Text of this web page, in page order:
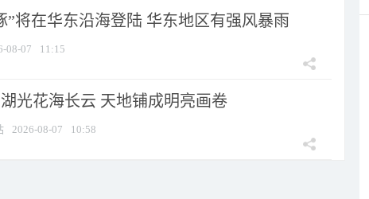
”将在华东沿海登陆 华东地区有强风暴雨
08-07 11:15
光花海长云 天地铺成明亮画卷
2026-08-07 10:58